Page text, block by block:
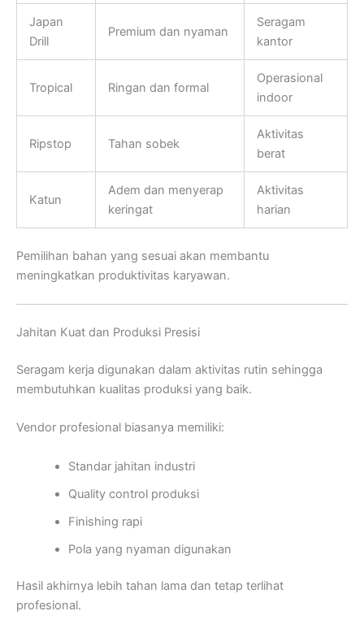
Japan
Drill
Premium dan nyaman
Seragam
kantor
Tropical Ringan dan formal
Operasional
indoor
Ripstop Tahan sobek
Aktivitas
berat
Katun
Adem dan menyerap
keringat
Aktivitas
harian
Pemilihan bahan yang sesuai akan membantu
meningkatkan produktivitas karyawan.
Jahitan Kuat dan Produksi Presisi
Seragam kerja digunakan dalam aktivitas rutin sehingga
membutuhkan kualitas produksi yang baik.
Vendor profesional biasanya memiliki:
Standar jahitan industri
Quality control produksi
Finishing rapi
Pola yang nyaman digunakan
Hasil akhirnya lebih tahan lama dan tetap terlihat
profesional.